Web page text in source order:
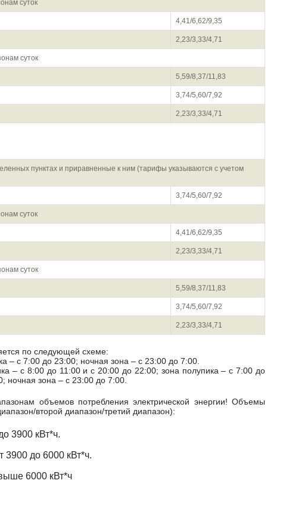
суток
4,41/6,62/9,35
2,23/3,33/4,71
суток
5,59/8,37/11,83
3,74/5,60/7,92
2,23/3,33/4,71
пунктах и приравненные к ним (тарифы указываются с учетом
3,74/5,60/7,92
суток
4,41/6,62/9,35
2,23/3,33/4,71
суток
5,59/8,37/11,83
3,74/5,60/7,92
2,23/3,33/4,71
по следующей схеме:
– с 7:00 до 23:00; ночная зона – с 23:00 до 7:00.
– с 8:00 до 11:00 и с 20:00 до 22:00; зона полупика – с 7:00 до
ночная зона – с 23:00 до 7:00.
объемов потребления электрической энергии! Объемы
второй диапазон/третий диапазон):
3900 кВт*ч.
3900 до 6000 кВт*ч.
6000 кВт*ч